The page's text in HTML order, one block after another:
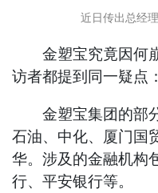
近日传出总经理
金塑宝究竟因何崩
访者都提到同一疑点
金塑宝集团的部分
石油、中化、厦门国
华。涉及的金融机构
行、平安银行等。